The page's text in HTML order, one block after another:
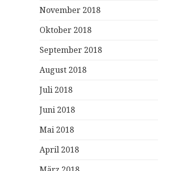
November 2018
Oktober 2018
September 2018
August 2018
Juli 2018
Juni 2018
Mai 2018
April 2018